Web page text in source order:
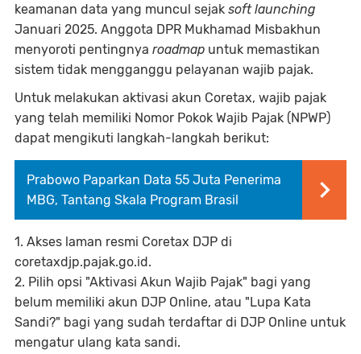
keamanan data yang muncul sejak soft launching
Januari 2025. Anggota DPR Mukhamad Misbakhun
menyoroti pentingnya roadmap untuk memastikan
sistem tidak mengganggu pelayanan wajib pajak.
Untuk melakukan aktivasi akun Coretax, wajib pajak
yang telah memiliki Nomor Pokok Wajib Pajak (NPWP)
dapat mengikuti langkah-langkah berikut:
Prabowo Paparkan Data 55 Juta Penerima
MBG, Tantang Skala Program Brasil
1. Akses laman resmi Coretax DJP di
coretaxdjp.pajak.go.id.
2. Pilih opsi "Aktivasi Akun Wajib Pajak" bagi yang
belum memiliki akun DJP Online, atau "Lupa Kata
Sandi?" bagi yang sudah terdaftar di DJP Online untuk
mengatur ulang kata sandi.